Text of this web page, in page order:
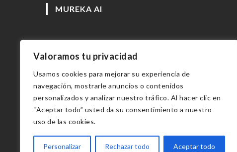
Valoramos tu privacidad
Usamos cookies para mejorar su experiencia de
navegación, mostrarle anuncios o contenidos
personalizados y analizar nuestro tráfico. Al hacer clic en
“Aceptar todo” usted da su consentimiento a nuestro
uso de las cookies.
Personalizar Rechazar todo Aceptar todo
MUREKA AI
Copyright 2023 - Vmilán fotógrafo